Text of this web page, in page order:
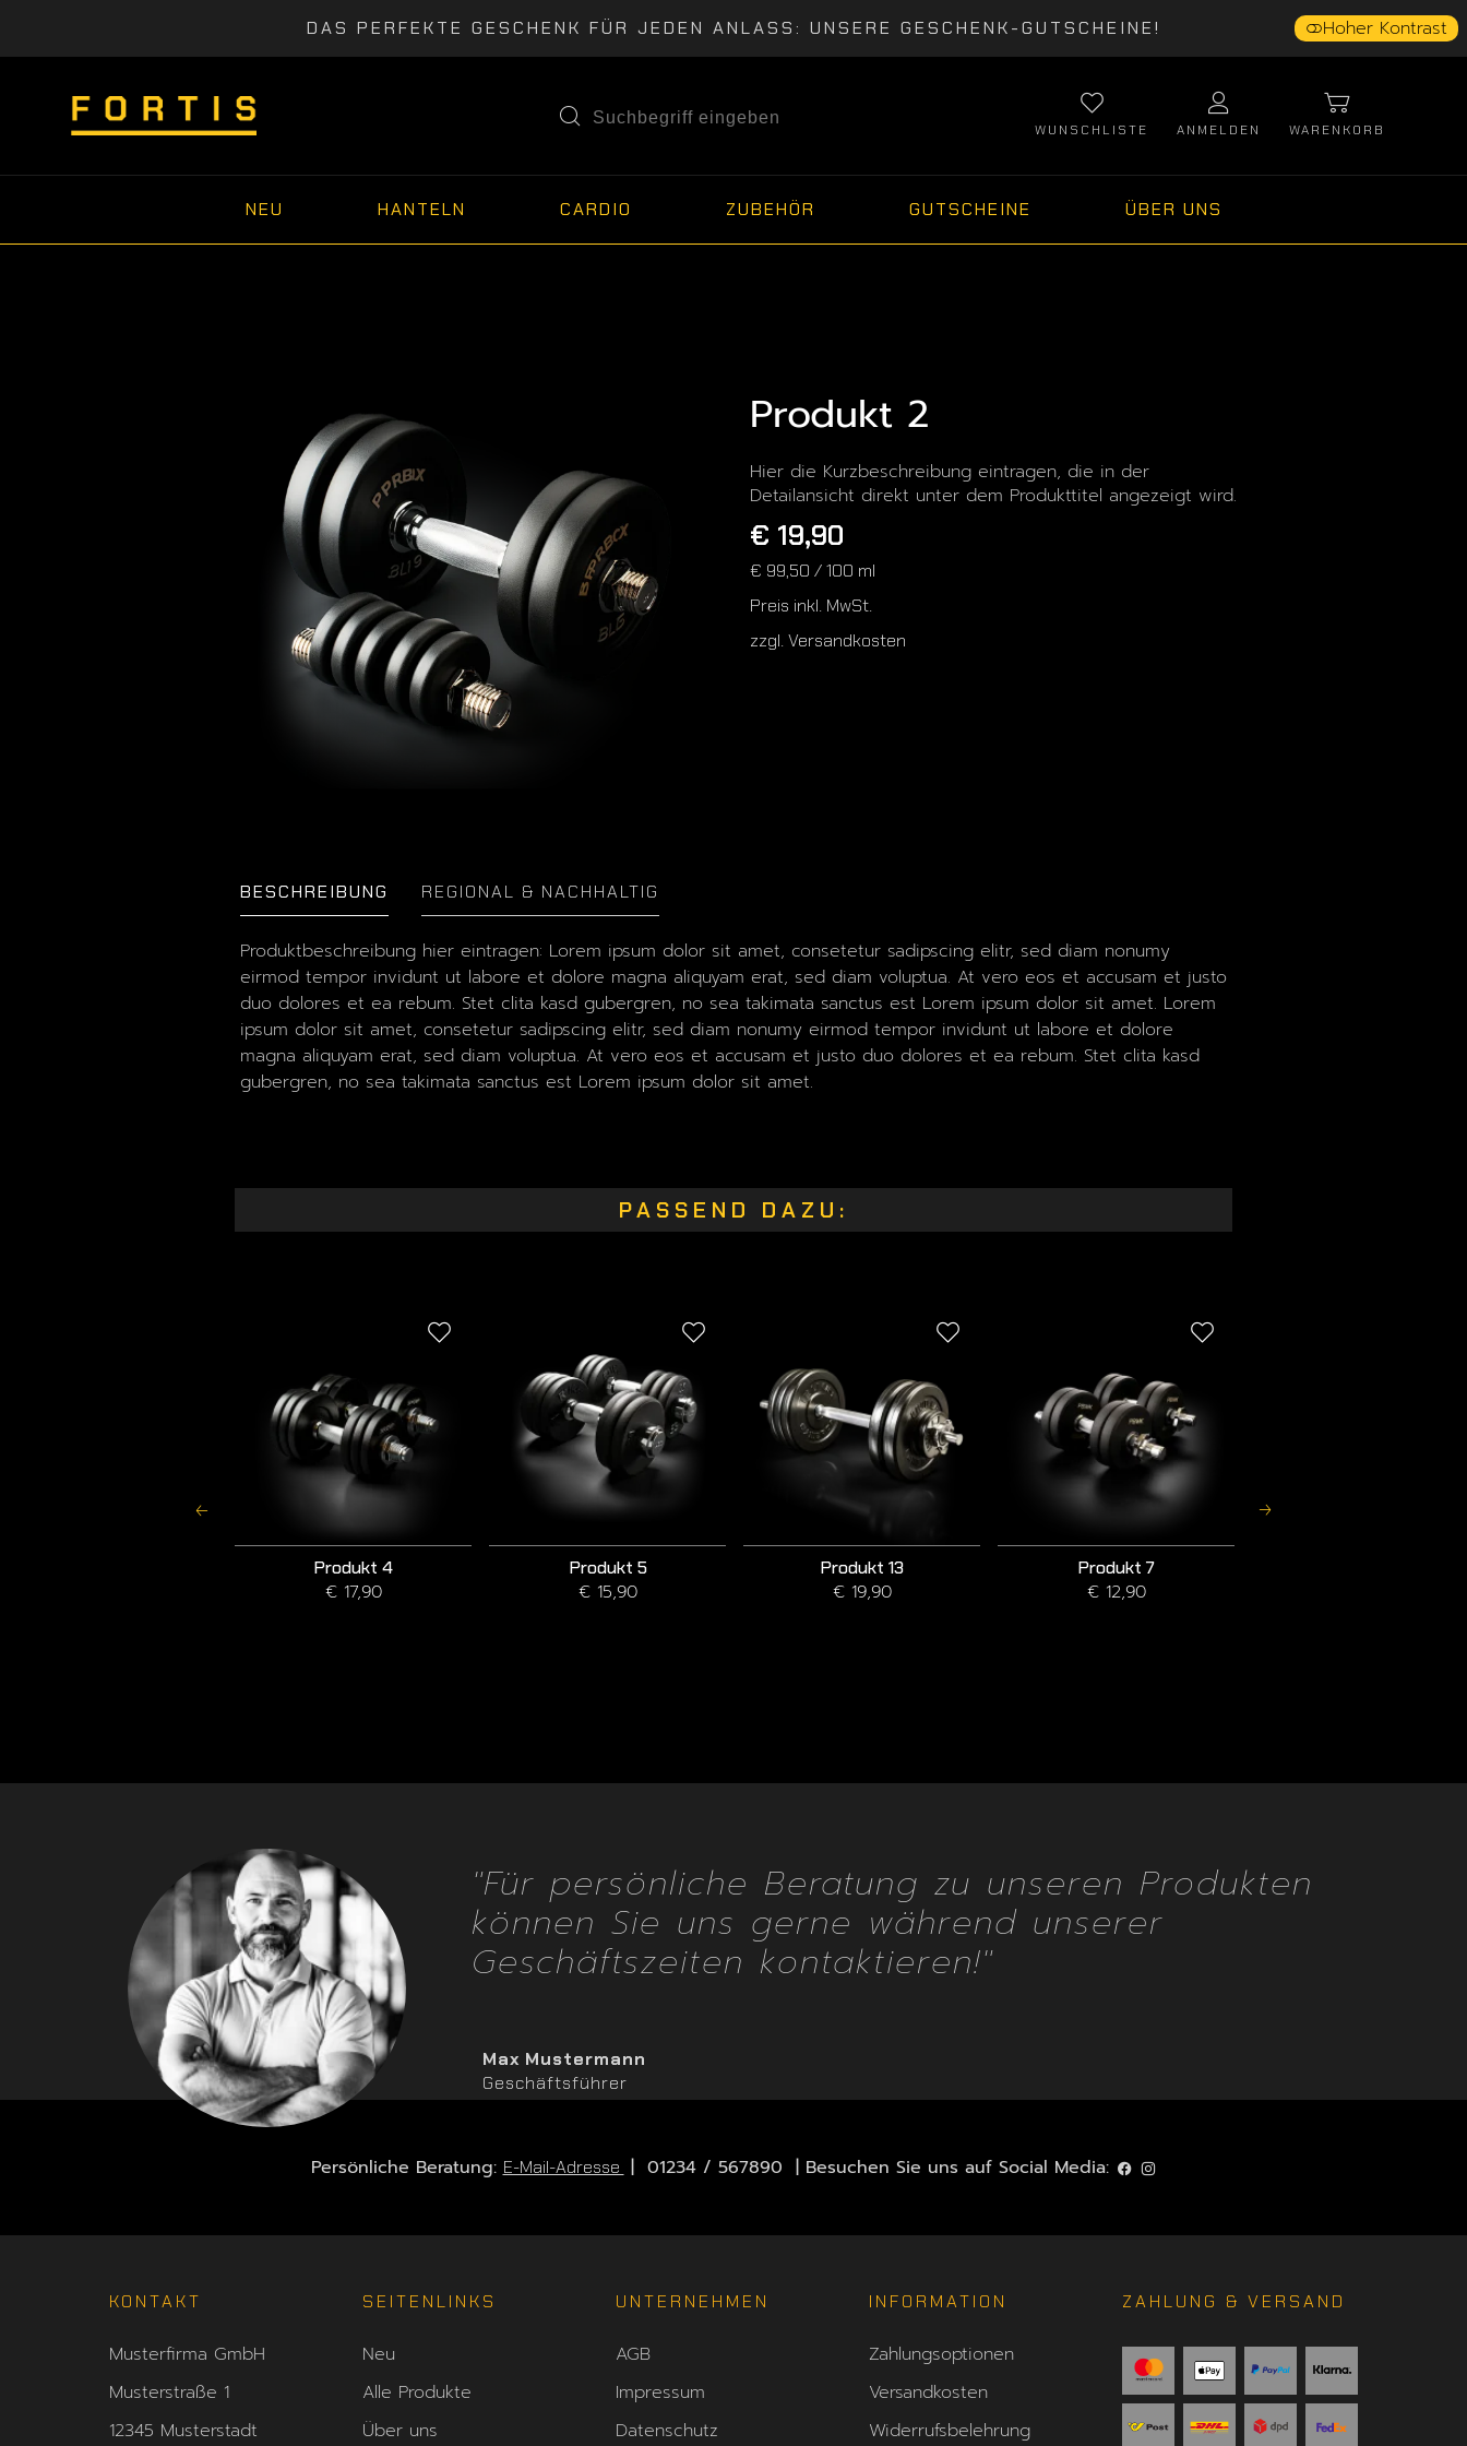
DAS PERFEKTE GESCHENK FÜR JEDEN ANLASS: UNSERE GESCHENK-GUTSCHEINE! Hoher Kontrast
WUNSCHLISTE ANMELDEN WARENKORB
NEU HANTELN CARDIO ZUBEHÖR GUTSCHEINE ÜBER UNS
Produkt 2
Hier die Kurzbeschreibung eintragen, die in der
Detailansicht direkt unter dem Produkttitel angezeigt wird.
€ 19,90
€ 99,50 / 100 ml
Preis inkl. MwSt.
zzgl. Versandkosten
BESCHREIBUNG REGIONAL & NACHHALTIG
Produktbeschreibung hier eintragen: Lorem ipsum dolor sit amet, consetetur sadipscing elitr, sed diam nonumy
eirmod tempor invidunt ut labore et dolore magna aliquyam erat, sed diam voluptua. At vero eos et accusam et justo
duo dolores et ea rebum. Stet clita kasd gubergren, no sea takimata sanctus est Lorem ipsum dolor sit amet. Lorem
ipsum dolor sit amet, consetetur sadipscing elitr, sed diam nonumy eirmod tempor invidunt ut labore et dolore
magna aliquyam erat, sed diam voluptua. At vero eos et accusam et justo duo dolores et ea rebum. Stet clita kasd
gubergren, no sea takimata sanctus est Lorem ipsum dolor sit amet.
PASSEND DAZU:
Produkt 4
€ 17,90
Produkt 5
€ 15,90
Produkt 13
€ 19,90
Produkt 7
€ 12,90
"Für persönliche Beratung zu unseren Produkten
können Sie uns gerne während unserer
Geschäftszeiten kontaktieren!"
Max Mustermann
Geschäftsführer
Persönliche Beratung:E-Mail-Adresse | 01234 / 567890 | Besuchen Sie uns auf Social Media:
KONTAKT
Musterfirma GmbH
Musterstraße 1
12345 Musterstadt
SEITENLINKS
Neu
Alle Produkte
Über uns
UNTERNEHMEN
AGB
Impressum
Datenschutz
INFORMATION
Zahlungsoptionen
Versandkosten
Widerrufsbelehrung
ZAHLUNG & VERSAND